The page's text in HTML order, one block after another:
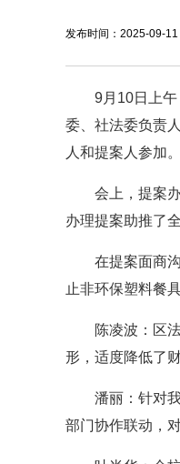
发布时间：2025-09-
9月10日上午
委、社法委负责
人和提案人参加。
会上，提案
办理提案助推了
在提案面商
止非环保塑料餐
陈凌波：区
形，适度降低了
潘丽：针对
部门协作联动，